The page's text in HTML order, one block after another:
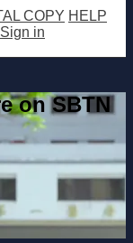
COPY HELP
Sign in
on SBTN